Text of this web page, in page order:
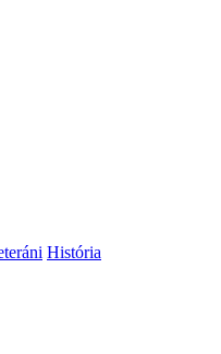
História